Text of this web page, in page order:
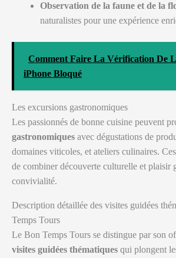
Observation de la faune et de la
naturalistes pour une expérience
Comment Faire La Vérification De
iPhone Bloqué
Les excursions gastronomiques
Les passionnés de bonne cuisine peuvent
gastronomiques avec dégustations de
domaines viticoles, et ateliers culinaires.
de combiner découverte culturelle et plaisir
convivialité.
Description détaillée des visites guidées
Temps Tours
Le Bon Temps Tours se distingue par son
visites guidées thématiques qui plongent